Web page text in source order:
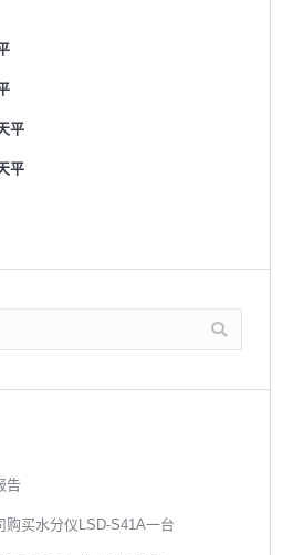
平
平
告
买水分仪LSD-S41A一台